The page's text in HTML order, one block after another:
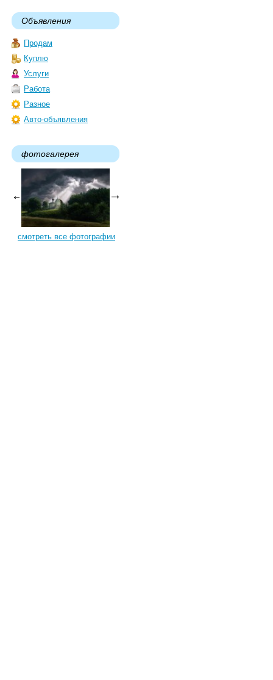
Объявления
Продам
Куплю
Услуги
Работа
Разное
Авто-объявления
фотогалерея
смотреть все фотографии